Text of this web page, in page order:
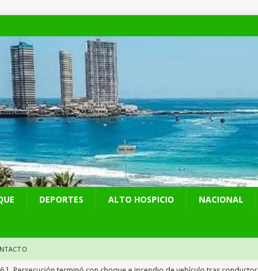
DEPORTES ALTO HOSPICIO NACIONAL